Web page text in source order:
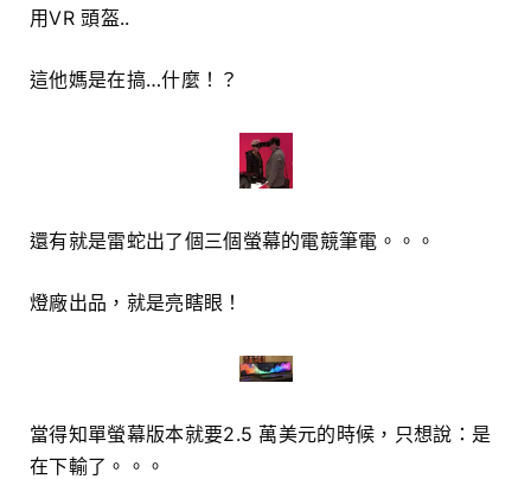
用VR 頭盔..
這他媽是在搞…什麼！？
還有就是雷蛇出了個三個螢幕的電競筆電。。。
燈廠出品，就是亮瞎眼！
當得知單螢幕版本就要2.5 萬美元的時候，只想說：是
在下輸了。。。